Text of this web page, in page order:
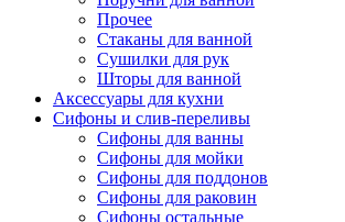
Прочее
Стаканы для ванной
Сушилки для рук
Шторы для ванной
Аксессуары для кухни
Сифоны и слив-переливы
Сифоны для ванны
Сифоны для мойки
Сифоны для поддонов
Сифоны для раковин
Сифоны остальные